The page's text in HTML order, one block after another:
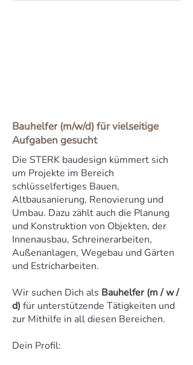
Bauhelfer (m/w/d) für vielseitige
Aufgaben gesucht
Die STERK baudesign kümmert sich
um Projekte im Bereich
schlüsselfertiges Bauen,
Altbausanierung, Renovierung und
Umbau. Dazu zählt auch die Planung
und Konstruktion von Objekten, der
Innenausbau, Schreinerarbeiten,
Außenanlagen, Wegebau und Gärten
und Estricharbeiten.
Wir suchen Dich als Bauhelfer (m / w /
d) für unterstützende Tätigkeiten und
zur Mithilfe in all diesen Bereichen.
Dein Profil: